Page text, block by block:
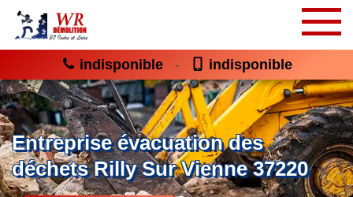
indisponible - indisponible
Entreprise évacuation des
déchets Rilly Sur Vienne 37220